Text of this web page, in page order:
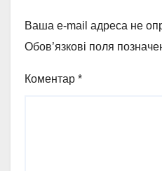
Ваша e-mail адреса не
Обов’язкові поля
Коментар *